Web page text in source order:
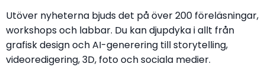
Utöver nyheterna bjuds det på över 200 föreläsningar,
workshops och labbar. Du kan djupdyka i allt från
grafisk design och AI-generering till storytelling,
videoredigering, 3D, foto och sociala medier.